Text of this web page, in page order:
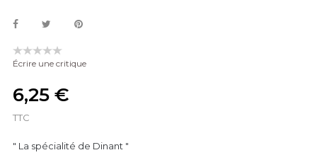
Écrire une critique
6,25 €
TTC
" La spécialité de Dinant "